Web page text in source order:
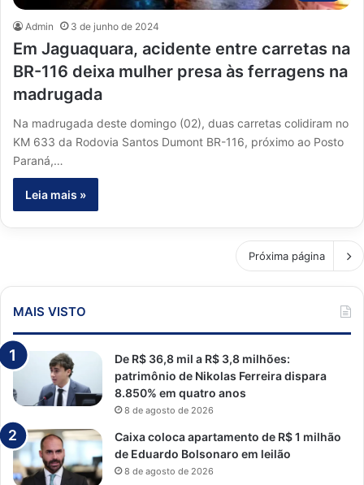
Admin 3 de junho de 2024
Em Jaguaquara, acidente entre carretas na
BR-116 deixa mulher presa às ferragens na
madrugada
Na madrugada deste domingo (02), duas carretas colidiram no
KM 633 da Rodovia Santos Dumont BR-116, próximo ao Posto
Paraná,…
Leia mais »
Próxima página
MAIS VISTO
De R$ 36,8 mil a R$ 3,8 milhões:
patrimônio de Nikolas Ferreira dispara
8.850% em quatro anos
8 de agosto de 2026
Caixa coloca apartamento de R$ 1 milhão
de Eduardo Bolsonaro em leilão
8 de agosto de 2026